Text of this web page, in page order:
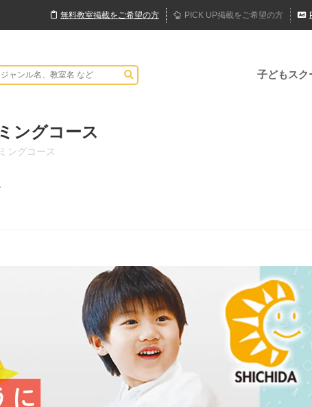
無料教室掲載をご希望の方 PICK UP掲載をご希望の方
子どもスク
ングコース
ングコース